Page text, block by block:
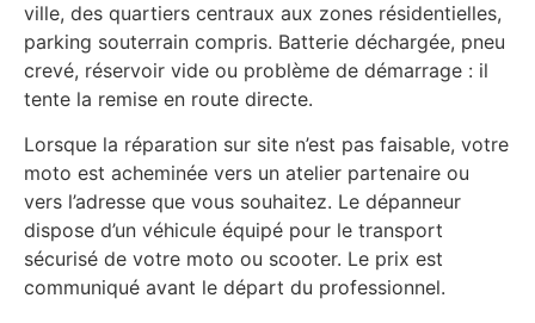
ville, des quartiers centraux aux zones résidentielles,
parking souterrain compris. Batterie déchargée, pneu
crevé, réservoir vide ou problème de démarrage : il
tente la remise en route directe.
Lorsque la réparation sur site n’est pas faisable, votre
moto est acheminée vers un atelier partenaire ou
vers l’adresse que vous souhaitez. Le dépanneur
dispose d’un véhicule équipé pour le transport
sécurisé de votre moto ou scooter. Le prix est
communiqué avant le départ du professionnel.